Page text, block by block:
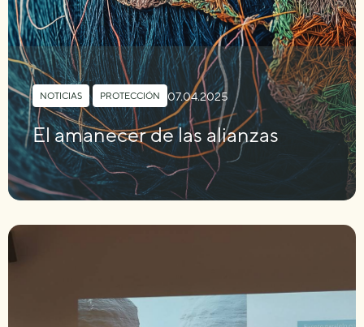
NOTICIAS , PROTECCIÓN 07.04.2025
El amanecer de las alianzas